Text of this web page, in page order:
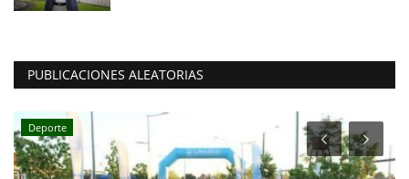
PUBLICACIONES ALEATORIAS
Deporte